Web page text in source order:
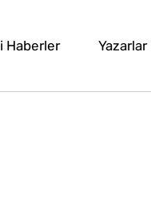
Haberler Yazarlar